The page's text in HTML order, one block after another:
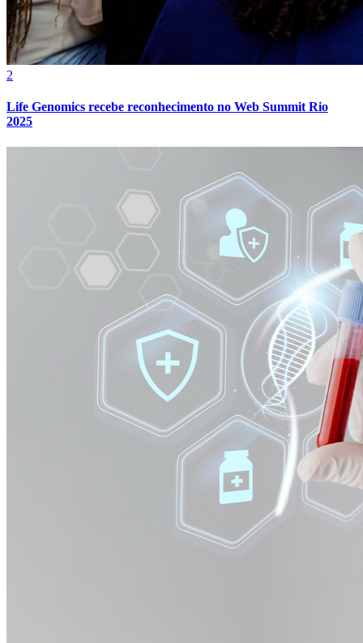
2
Life Genomics recebe reconhecimento no Web Summit Rio
2025